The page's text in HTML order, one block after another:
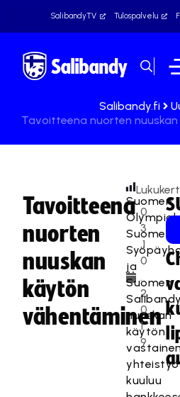
SalibandyTV Tulospalvelu
Salibandy.fi
Tavoitteena nuorten
Tavoitteena
nuorten
nuuskan
käytön
vähentäminen
0
3
.1
0
.
2
0
1
9
Suomen
Suomen
ja
Suomen
nuuskan
käytön
vastainen
yhteistyö
kuuluu